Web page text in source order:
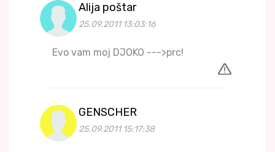
Alija poštar
25.09.2011 13:03:16
Evo vam moj DJOKO --->prc!
GENSCHER
25.09.2011 15:17:38